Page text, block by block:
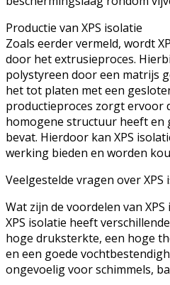
Productie van XPS isolatie
Zoals eerder vermeld, wordt
door het extrusieproces.
polystyreen door een matrijs
het tot platen met een
productieproces zorgt ervoor
homogene structuur heeft en
bevat. Hierdoor kan XPS
werking bieden en worden
Veelgestelde vragen over XPS
Wat zijn de voordelen van XPS
XPS isolatie heeft
hoge druksterkte, een hoge
en een goede
ongevoelig voor schimmels,